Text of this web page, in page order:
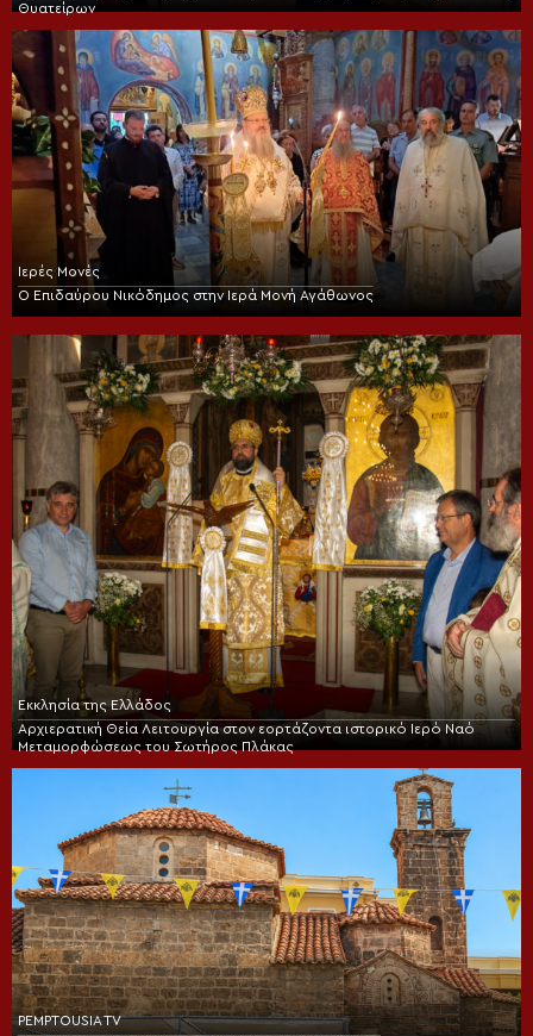
Θυατείρων
Ιερές Μονές
Ο Επιδαύρου Νικόδημος στην Ιερά Μονή Αγάθωνος
Εκκλησία της Ελλάδος
Αρχιερατική Θεία Λειτουργία στον εορτάζοντα ιστορικό Ιερό Ναό
Μεταμορφώσεως του Σωτήρος Πλάκας
PEMPTOUSIA TV